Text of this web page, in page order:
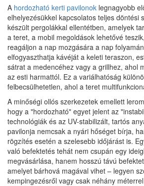
A hordozható kerti pavilonok legnagyobb
elhelyezésükkel kapcsolatos teljes döntési
készült pergolákkal ellentétben, amelyek
a teret, a mobil megoldások lehetővé
reagáljon a nap mozgására a nap
elfogyaszthatja kávéját a keleti teraszon,
sátrat a medencéhez vagy a grillhez, ahol
az esti harmattól. Ez a variálhatóság
felbecsülhetetlen, ahol a teret
A minőségi ollós szerkezetek emellett
hogy a "hordozható" egyet jelent az
technológiák és az UV-stabilizált, tartós
pavilonja nemcsak a nyári hőséget bírja,
rögzítés esetén a szelesebb időjárást is.
való befektetés tehát nem csupán egy
megvásárlása, hanem hosszú távú
amelyet bárhová magával vihet – legyen
kempingezésről vagy csak néhány